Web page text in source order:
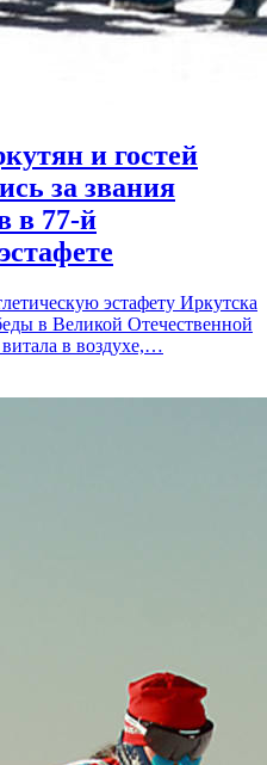
и гостей
за звания
в 77-й
эстафету Иркутска
в Великой Отечественной
в воздухе,…